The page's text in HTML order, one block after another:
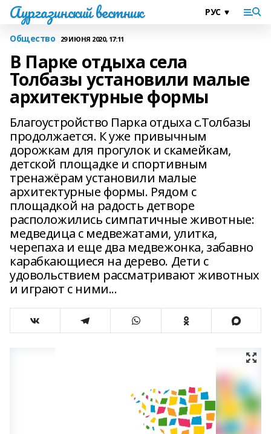
Аургазинский вестник
Общество 29 ИЮНЯ 2020, 17:11
В Парке отдыха села
Толбазы установили малые
архитектурные формы
Благоустройство Парка отдыха с.Толбазы
продолжается. К уже привычным
дорожкам для прогулок и скамейкам,
детской площадке и спортивным
тренажёрам установили малые
архитектурные формы. Рядом с
площадкой на радость детворе
расположились симпатичные животные:
медведица с медвежатами, улитка,
черепаха и еще два медвежонка, забавно
карабкающиеся на дерево. Дети с
удовольствием рассматривают животных
и играют с ними...